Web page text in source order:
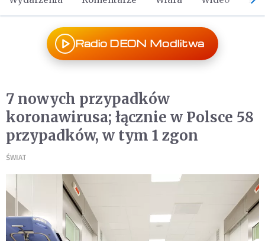
Radio DEON Modlitwa
7 nowych przypadków
koronawirusa; łącznie w Polsce 58
przypadków, w tym 1 zgon
ŚWIAT